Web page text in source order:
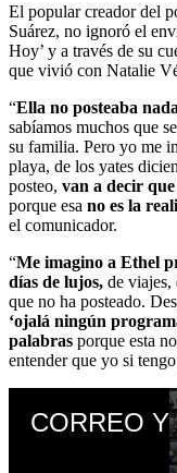
El popular creador del
Suárez, no ignoró el
Hoy’ y a través de su
que vivió con Natalie
“Ella no posteaba
sabíamos muchos que
su familia. Pero yo me
playa, de los yates
posteo, van a decir
porque esa no es la
el comunicador.
“Me imagino a Ethel
días de lujos, de viajes,
que no ha posteado.
‘ojalá ningún
palabras porque esta
entender que yo si